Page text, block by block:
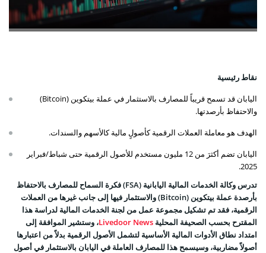
نقاط رئيسية
اليابان قد تسمح قريباً للمصارف بالاستثمار في عملة بيتكوين (Bitcoin)
والاحتفاظ بأرصدتها.
الهدف هو معاملة العملات الرقمية كأصولٍ مالية كالأسهم والسندات.
اليابان تضم أكثرَ من 12 مليون مستخدم للأصول الرقمية حتى شباط/فبراير
2025.
تدرس وكالة الخدمات المالية اليابانية (FSA) فكرة السماح للمصارف بالاحتفاظ
بأرصدة عملة بيتكوين (Bitcoin)
والاستثمار فيها إلى جانب غيرها من العملات
الرقمية، فقد تم تشكيل مجموعة عمل من لجنة الخدمات المالية لدراسة هذا
المقترح بحسب الصحيفة المحلية Livedoor News، وستشير الموافقة إلى
امتداد نطاق الأدوات المالية الأساسية لتشمل الأصول الرقمية بدلاً من اعتبارها
أصولاً مضاربية، وسيسمح هذا للمصارف العاملة في اليابان بالاستثمار في أصول